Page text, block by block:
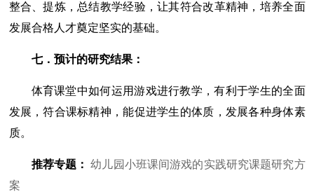
整合、提炼，总结教学经验，让其符合改革精神，培养全面
发展合格人才奠定坚实的基础。
七．预计的研究结果：
体育课堂中如何运用游戏进行教学，有利于学生的全面
发展，符合课标精神，能促进学生的体质，发展各种身体素
质。
推荐专题：
幼儿园小班课间游戏的实践研究课题研究方
案